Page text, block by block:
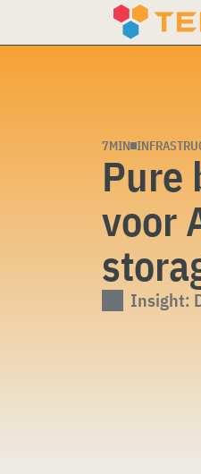
7MIN
Pure
voor
Insight: